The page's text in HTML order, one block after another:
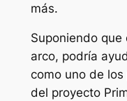
más.
Suponiendo
arco, podría
como uno de
del proyecto